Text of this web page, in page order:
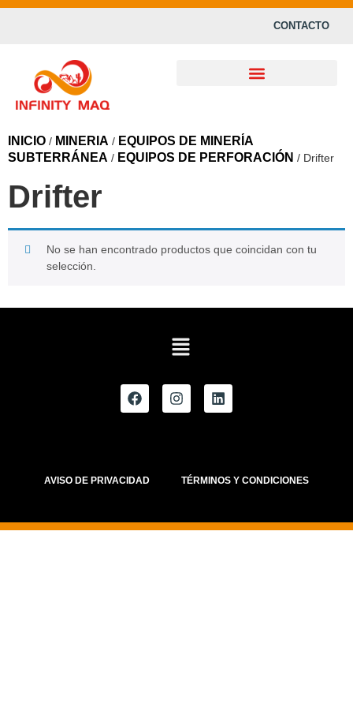
CONTACTO
INICIO / MINERIA / EQUIPOS DE MINERÍA
SUBTERRÁNEA / EQUIPOS DE PERFORACIÓN / Drifter
Drifter
No se han encontrado productos que coincidan con tu
selección.
AVISO DE PRIVACIDAD TÉRMINOS Y CONDICIONES